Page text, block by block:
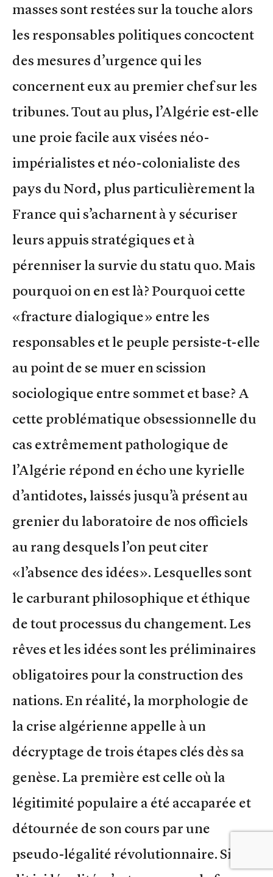
masses sont restées sur la touche alors
les responsables politiques concoctent
des mesures d’urgence qui les
concernent eux au premier chef sur les
tribunes. Tout au plus, l’Algérie est-elle
une proie facile aux visées néo-
impérialistes et néo-colonialiste des
pays du Nord, plus particulièrement la
France qui s’acharnent à y sécuriser
leurs appuis stratégiques et à
pérenniser la survie du statu quo. Mais
pourquoi on en est là? Pourquoi cette
«fracture dialogique» entre les
responsables et le peuple persiste-t-elle
au point de se muer en scission
sociologique entre sommet et base? A
cette problématique obsessionnelle du
cas extrêmement pathologique de
l’Algérie répond en écho une kyrielle
d’antidotes, laissés jusqu’à présent au
grenier du laboratoire de nos officiels
au rang desquels l’on peut citer
«l’absence des idées». Lesquelles sont
le carburant philosophique et éthique
de tout processus du changement. Les
rêves et les idées sont les préliminaires
obligatoires pour la construction des
nations. En réalité, la morphologie de
la crise algérienne appelle à un
décryptage de trois étapes clés dès sa
genèse. La première est celle où la
légitimité populaire a été accaparée et
détournée de son cours par une
pseudo-légalité révolutionnaire. Si l’on